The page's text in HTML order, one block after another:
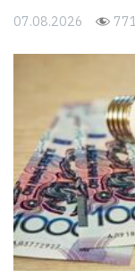
07.08.2026 771